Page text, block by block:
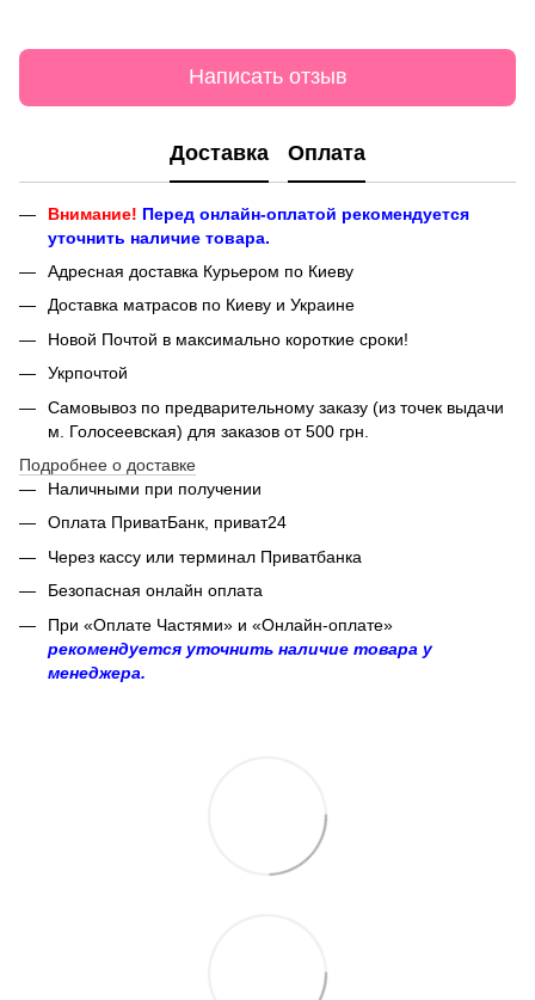
Написать отзыв
Доставка Оплата
Внимание! Перед онлайн-оплатой рекомендуется
уточнить наличие товара.
Адресная доставка Курьером по Киеву
Доставка матрасов по Киеву и Украине
Новой Почтой в максимально короткие сроки!
Укрпочтой
Самовывоз по предварительному заказу (из точек выдачи
м. Голосеевская) для заказов от 500 грн.
Подробнее о доставке
Наличными при получении
Оплата ПриватБанк, приват24
Через кассу или терминал Приватбанка
Безопасная онлайн оплата
При «Оплате Частями» и «Онлайн-оплате»
рекомендуется уточнить наличие товара у
менеджера.